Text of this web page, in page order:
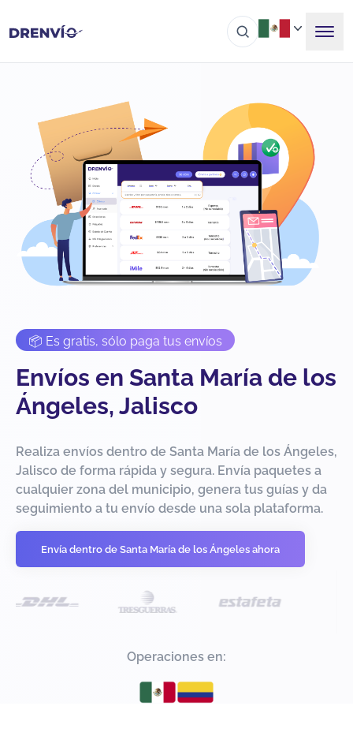
📦 Es gratis, sólo paga tus envíos
Envíos en Santa María de los
Ángeles, Jalisco
Realiza envíos dentro de Santa María de los Ángeles,
Jalisco de forma rápida y segura. Envía paquetes a
cualquier zona del municipio, genera tus guías y da
seguimiento a tu envío desde una sola plataforma.
Envía dentro de Santa María de los Ángeles ahora
Operaciones en: